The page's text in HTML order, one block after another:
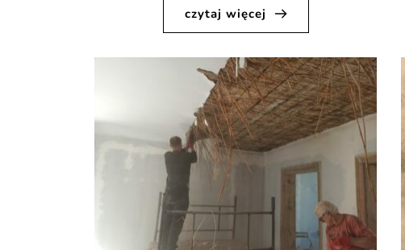
czytaj więcej